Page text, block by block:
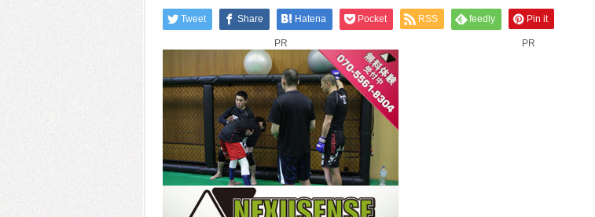
Tweet Share Hatena Pocket RSS feedly Pin it
PR PR